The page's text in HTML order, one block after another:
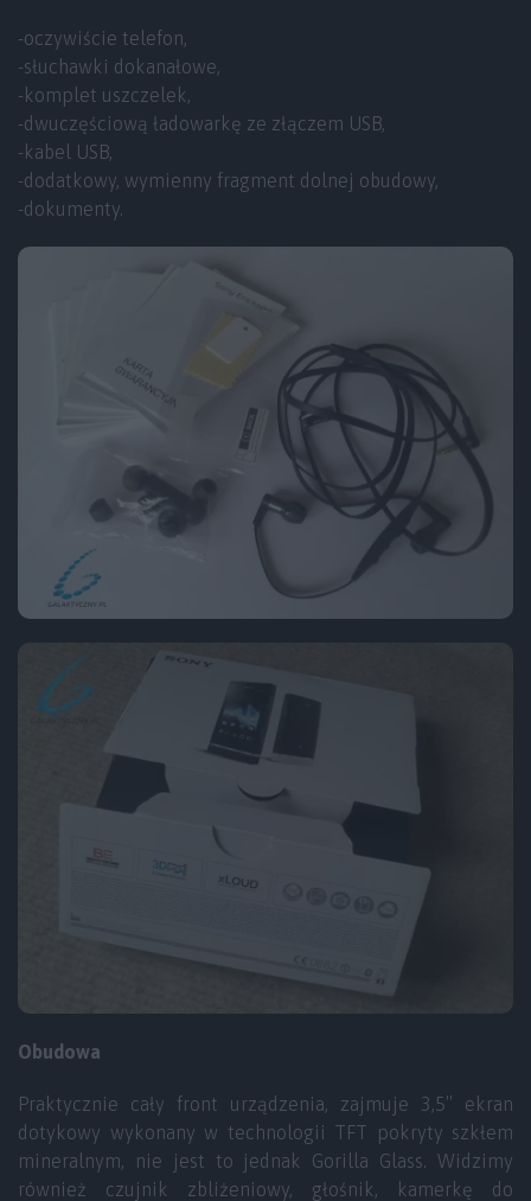
-oczywiście telefon,
-słuchawki dokanałowe,
-komplet uszczelek,
-dwuczęściową ładowarkę ze złączem USB,
-kabel USB,
-dodatkowy, wymienny fragment dolnej obudowy,
-dokumenty.
Obudowa
Praktycznie cały front urządzenia, zajmuje 3,5″ ekran
dotykowy wykonany w technologii TFT pokryty szkłem
mineralnym, nie jest to jednak Gorilla Glass. Widzimy
również czujnik zbliżeniowy, głośnik, kamerkę do